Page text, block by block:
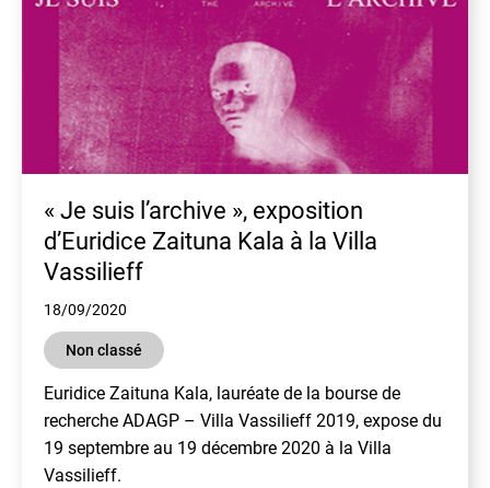
« Je suis l’archive », exposition
d’Euridice Zaituna Kala à la Villa
Vassilieff
18/09/2020
Non classé
Euridice Zaituna Kala, lauréate de la bourse de
recherche ADAGP – Villa Vassilieff 2019, expose du
19 septembre au 19 décembre 2020 à la Villa
Vassilieff.